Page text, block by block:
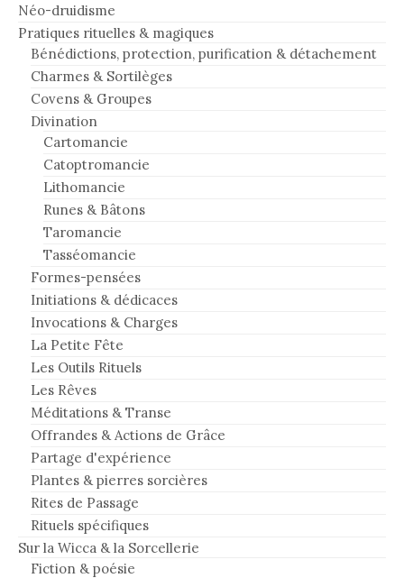
Néo-druidisme
Pratiques rituelles & magiques
Bénédictions, protection, purification & détachement
Charmes & Sortilèges
Covens & Groupes
Divination
Cartomancie
Catoptromancie
Lithomancie
Runes & Bâtons
Taromancie
Tasséomancie
Formes-pensées
Initiations & dédicaces
Invocations & Charges
La Petite Fête
Les Outils Rituels
Les Rêves
Méditations & Transe
Offrandes & Actions de Grâce
Partage d'expérience
Plantes & pierres sorcières
Rites de Passage
Rituels spécifiques
Sur la Wicca & la Sorcellerie
Fiction & poésie